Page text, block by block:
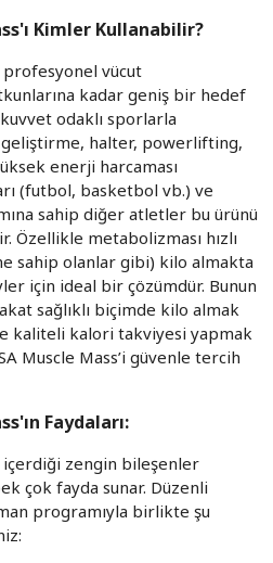
Kimler Kullanabilir?
profesyonel vücut
kadar geniş bir hedef
odaklı sporlarla
halter, powerlifting,
enerji harcaması
(futbol, basketbol vb.) ve
sahip diğer atletler bu ürünü
metabolizması hızlı
sahip olanlar gibi) kilo almakta
için ideal bir çözümdür. Bunun
sağlıklı biçimde kilo almak
kaliteli kalori takviyesi yapmak
Muscle Mass’i güvenle tercih
Faydaları:
içerdiği zengin bileşenler
çok fayda sunar. Düzenli
programıyla birlikte şu